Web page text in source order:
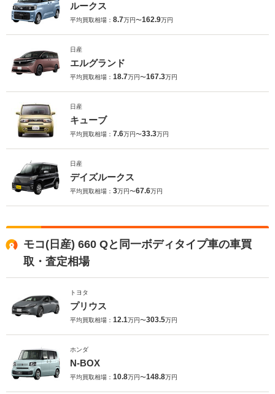
ルークス
平均買取相場： 8.7万円〜162.9万円
日産
エルグランド
平均買取相場： 18.7万円〜167.3万円
日産
キューブ
平均買取相場： 7.6万円〜33.3万円
日産
デイズルークス
平均買取相場： 3万円〜67.6万円
モコ(日産) 660 Qと同一ボディタイプ車の車買
取・査定相場
トヨタ
プリウス
平均買取相場： 12.1万円〜303.5万円
ホンダ
N-BOX
平均買取相場： 10.8万円〜148.8万円